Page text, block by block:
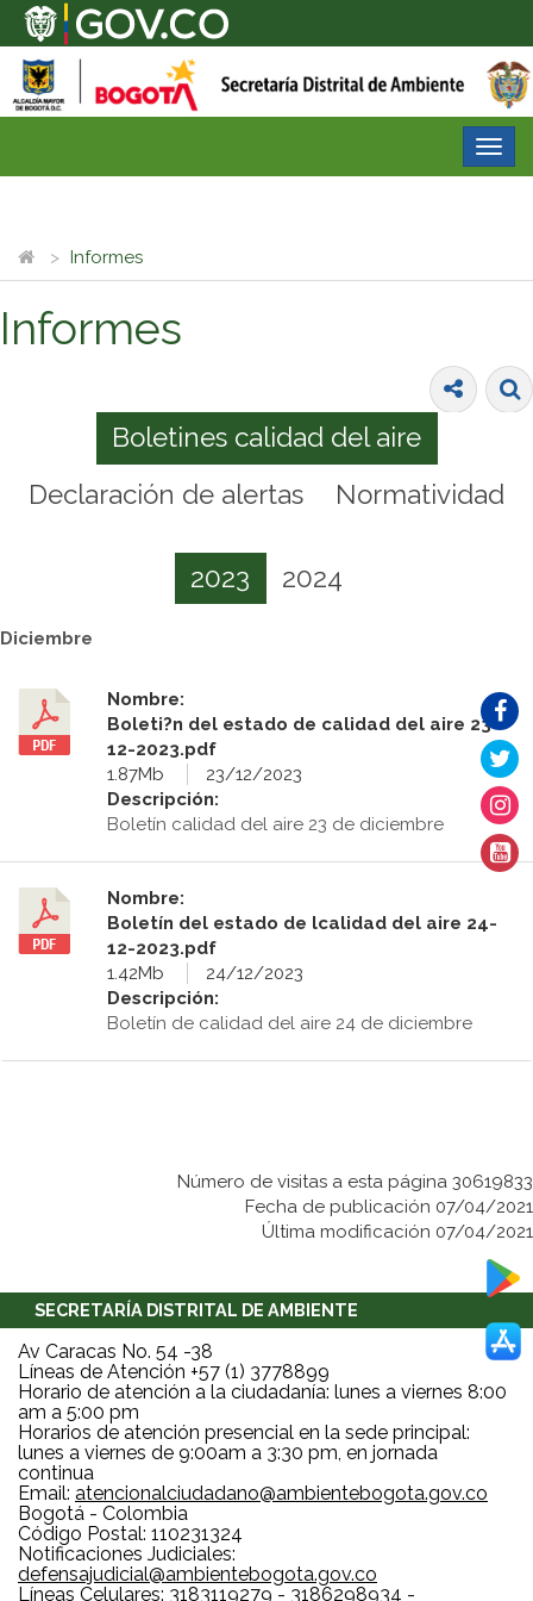
Informes
Informes
Boletines calidad del aire
Declaración de alertas
Normatividad
2023 2024
Diciembre
Nombre:
Boleti?n del estado de calidad del aire 23-
12-2023.pdf
1.87Mb
23/12/2023
Descripción:
Boletín calidad del aire 23 de diciembre
Nombre:
Boletín del estado de lcalidad del aire 24-
12-2023.pdf
1.42Mb
24/12/2023
Descripción:
Boletín de calidad del aire 24 de diciembre
Número de visitas a esta página 30619833
Fecha de publicación 07/04/2021
Última modificación 07/04/2021
SECRETARÍA DISTRITAL DE AMBIENTE
Av Caracas No. 54 -38
Líneas de Atención +57 (1) 3778899
Horario de atención a la ciudadanía: lunes a viernes 8:00
am a 5:00 pm
Horarios de atención presencial en la sede principal:
lunes a viernes de 9:00am a 3:30 pm, en jornada
continua
Email: atencionalciudadano@ambientebogota.gov.co
Bogotá - Colombia
Código Postal: 110231324
Notificaciones Judiciales:
defensajudicial@ambientebogota.gov.co
Líneas Celulares: 3183119279 - 3186298934 -